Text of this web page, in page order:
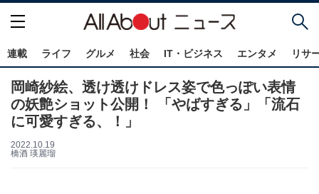
連載 ライフ グルメ 社会 IT・ビジネス エンタメ リサ
岡崎紗絵、透け透けドレス姿で色っぽい表情
の妖艶ショット公開！ 「やばすぎる」「流石
に可愛すぎる、！」
2022.10.19
橋酒 瑛麗瑠